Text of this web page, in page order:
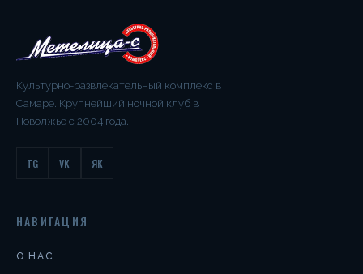
Культурно-развлекательный комплекс в
Самаре. Крупнейший ночной клуб в
Поволжье с 2004 года.
TG VK ЯК
НАВИГАЦИЯ
О НАС